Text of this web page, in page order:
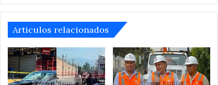
controladas
Actualizada)
Articulos relacionados